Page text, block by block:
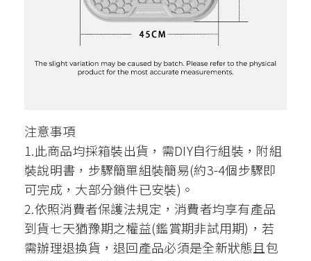
注意事項
1.此商品均採箱裝出貨，需DIY自行組裝，附組
裝說明書，步驟簡單組裝簡易(約3-4個步驟即
可完成，大部分鎖件已安裝)。
2.依照消費者保護法規定，消費者均享有產品
到貨七天猶豫期之權益(鑑賞期非試用期)，若
需辦理退換貨，退回產品必須是全新狀態且包